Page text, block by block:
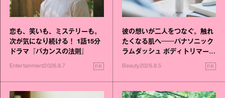
恋も、笑いも、ミステリーも。
次が気になり続ける！ 1話15分
ドラマ『バカンスの法則』
Entertainment2026.8.7 PR
彼の想いが二人をつなぐ。触れ
たくなる肌へ──パナソニック
ラムダッシュ ボディトリマーが
Beauty2026.8.5 PR